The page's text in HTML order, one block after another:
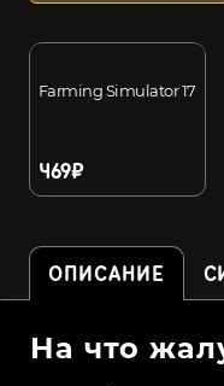
Farming Simulator 17
469₽
ОПИСАНИЕ
На что